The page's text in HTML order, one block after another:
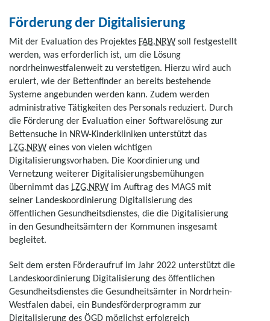
Förderung der Digitalisierung
Mit der Evaluation des Projektes FAB.NRW soll festgestellt
werden, was erforderlich ist, um die Lösung
nordrheinwestfalenweit zu verstetigen. Hierzu wird auch
eruiert, wie der Bettenfinder an bereits bestehende
Systeme angebunden werden kann. Zudem werden
administrative Tätigkeiten des Personals reduziert. Durch
die Förderung der Evaluation einer Softwarelösung zur
Bettensuche in NRW-Kinderkliniken unterstützt das
LZG.NRW eines von vielen wichtigen
Digitalisierungsvorhaben. Die Koordinierung und
Vernetzung weiterer Digitalisierungsbemühungen
übernimmt das LZG.NRW im Auftrag des MAGS mit
seiner Landeskoordinierung Digitalisierung des
öffentlichen Gesundheitsdienstes, die die Digitalisierung
in den Gesundheitsämtern der Kommunen insgesamt
begleitet.
Seit dem ersten Förderaufruf im Jahr 2022 unterstützt die
Landeskoordinierung Digitalisierung des öffentlichen
Gesundheitsdienstes die Gesundheitsämter in Nordrhein-
Westfalen dabei, ein Bundesförderprogramm zur
Digitalisierung des ÖGD möglichst erfolgreich